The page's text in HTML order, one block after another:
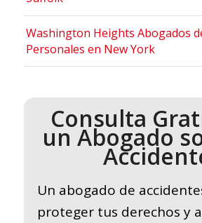
Washington Heights Abogados
Personales en New York
Consulta
un Abogado
Un abogado de
proteger tus derechos y